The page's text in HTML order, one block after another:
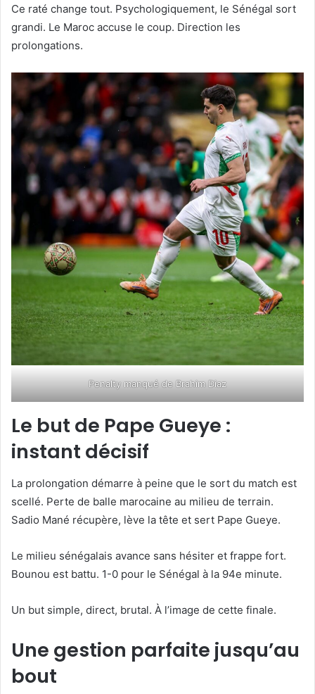
Ce raté change tout. Psychologiquement, le Sénégal sort
grandi. Le Maroc accuse le coup. Direction les
prolongations.
Penalty manqué de Brahim Diaz
Le but de Pape Gueye :
instant décisif
La prolongation démarre à peine que le sort du match est
scellé. Perte de balle marocaine au milieu de terrain.
Sadio Mané récupère, lève la tête et sert Pape Gueye.
Le milieu sénégalais avance sans hésiter et frappe fort.
Bounou est battu. 1-0 pour le Sénégal à la 94e minute.
Un but simple, direct, brutal. À l’image de cette finale.
Une gestion parfaite jusqu’au
bout